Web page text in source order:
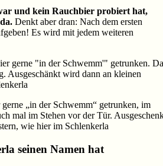
und kein Rauchbier probiert hat,
Denkt aber dran: Nach dem ersten
Es wird mit jedem weiteren
„in der Schwemm“ getrunken, im
mal im Stehen vor der Tür.
wie hier im Schlenkerla
seinen Namen hat